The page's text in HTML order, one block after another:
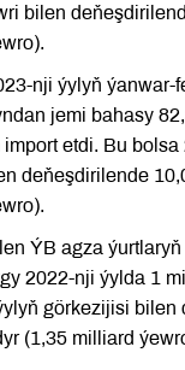
bilen
nji ýylyň ýanwar-
jemi bahasy
etdi. Bu
deňeşdirilende
ÝB agza
2022-nji ýylda 1
görkezijisi bilen
(1,35 milliard